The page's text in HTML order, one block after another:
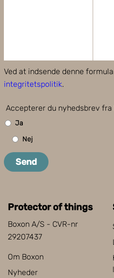
Ved at indsende denne
integritetspolitik.
Accepterer du nyhedsbrev fra
Ja
Nej
Send
Protector of things
Boxon A/S - CVR-nr
29207437
Om Boxon
Nyheder